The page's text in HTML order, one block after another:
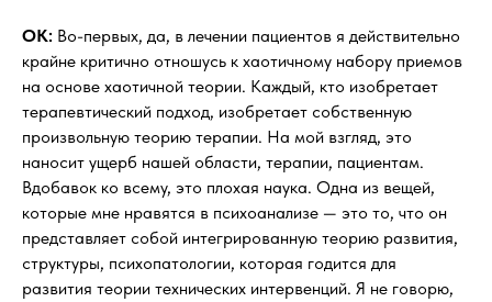
OK: Во-первых, да, в лечении пациентов я действительно
крайне критично отношусь к хаотичному набору приемов
на основе хаотичной теории. Каждый, кто изобретает
терапевтический подход, изобретает собственную
произвольную теорию терапии. На мой взгляд, это
наносит ущерб нашей области, терапии, пациентам.
Вдобавок ко всему, это плохая наука. Одна из вещей,
которые мне нравятся в психоанализе — это то, что он
представляет собой интегрированную теорию развития,
структуры, психопатологии, которая годится для
развития теории технических интервенций. Я не говорю,